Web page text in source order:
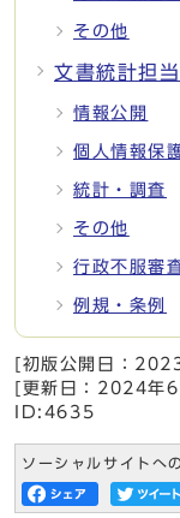
その他
文書統計担当
情報公開
個人情報保
統計・調査
その他
行政不服審
例規・条例
[初版公開日：
[更新日： 2024年6
ID:4635
ソーシャルサイトへ